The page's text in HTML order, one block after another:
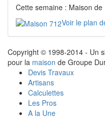
Cette semaine : Maison de
Voir le plan
Copyright © 1998-2014 - Un
pour la maison de Groupe
Devis Travaux
Artisans
Calculettes
Les Pros
A la Une